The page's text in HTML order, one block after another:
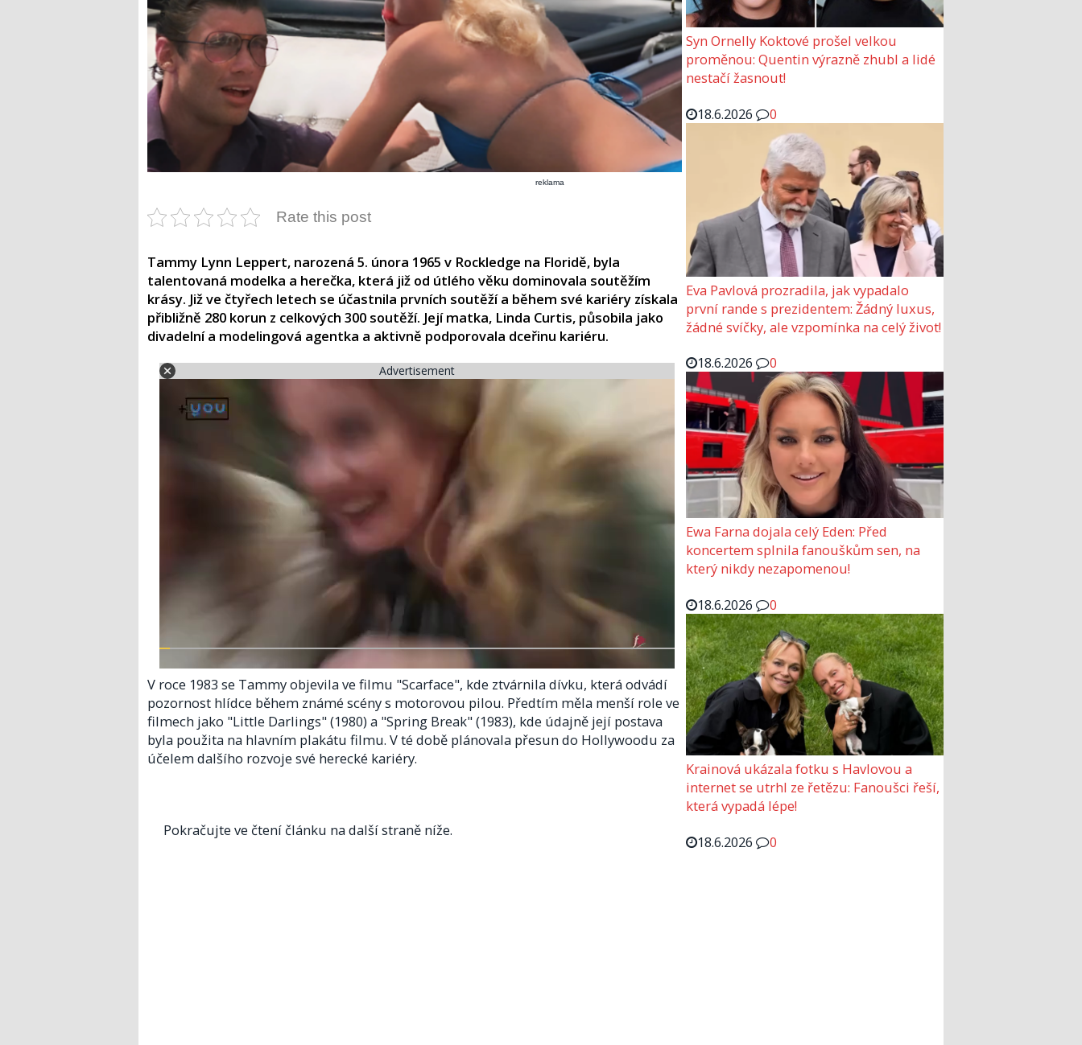
reklama
Rate this post
Tammy Lynn Leppert, narozená 5. února 1965 v Rockledge na Floridě, byla
talentovaná modelka a herečka, která již od útlého věku dominovala soutěžím
krásy. Již ve čtyřech letech se účastnila prvních soutěží a během své kariéry získala
přibližně 280 korun z celkových 300 soutěží. Její matka, Linda Curtis, působila jako
divadelní a modelingová agentka a aktivně podporovala dceřinu kariéru.
Advertisement
V roce 1983 se Tammy objevila ve filmu "Scarface", kde ztvárnila dívku, která odvádí
pozornost hlídce během známé scény s motorovou pilou. Předtím měla menší role ve
filmech jako "Little Darlings" (1980) a "Spring Break" (1983), kde údajně její postava
byla použita na hlavním plakátu filmu. V té době plánovala přesun do Hollywoodu za
účelem dalšího rozvoje své herecké kariéry.
Pokračujte ve čtení článku na další straně níže.
Syn Ornelly Koktové prošel velkou
proměnou: Quentin výrazně zhubl a lidé
nestačí žasnout!
18.6.2026
0
Eva Pavlová prozradila, jak vypadalo
první rande s prezidentem: Žádný luxus,
žádné svíčky, ale vzpomínka na celý život!
18.6.2026
0
Ewa Farna dojala celý Eden: Před
koncertem splnila fanouškům sen, na
který nikdy nezapomenou!
18.6.2026
0
Krainová ukázala fotku s Havlovou a
internet se utrhl ze řetězu: Fanoušci řeší,
která vypadá lépe!
18.6.2026
0